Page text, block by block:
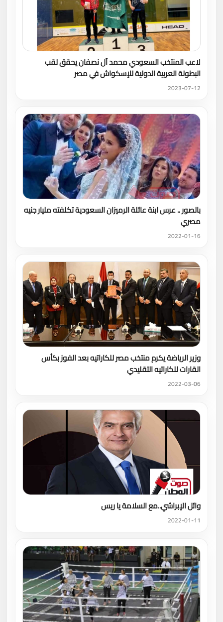
لاعب المنتخب السعودي محمد آل نصفان يحقق لقب
البطولة العربية الدولية للإسكواش في مصر
2023-07-12
بالصور .. عرس ابنة عائلة الرميزان السعودية تكلفته مليار جنيه
مصري
2022-01-16
وزير الرياضة يكرم منتخب مصر للكاراتيه بعد الفوز بكأس
القارات للكاراتيه التقليدي
2022-03-06
وائل الإبراشي..مع السلامة يا ريس
2022-01-11